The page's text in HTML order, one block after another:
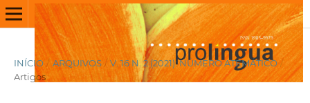
INÍCIO / ARQUIVOS / V. 16 N. 2 (2021): NÚMERO ATEMÁTICO /
Artigos